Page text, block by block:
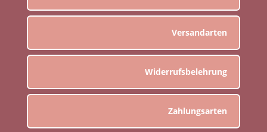
Versandarten
Widerrufsbelehrung
Zahlungsarten